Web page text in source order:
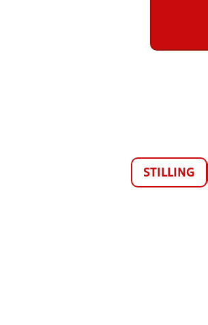
STILLING